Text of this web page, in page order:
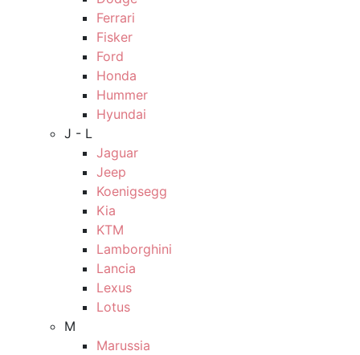
Ferrari
Fisker
Ford
Honda
Hummer
Hyundai
J - L
Jaguar
Jeep
Koenigsegg
Kia
KTM
Lamborghini
Lancia
Lexus
Lotus
M
Marussia